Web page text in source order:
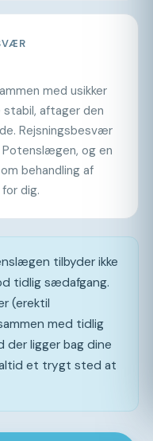
med usikker
stabil, aftager den
Rejsningsbesvær
og en
behandling af
dig.
tilbyder ikke
tidlig sædafgang.
(erektil
med tidlig
der ligger bag dine
et trygt sted at